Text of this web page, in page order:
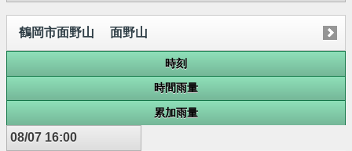
鶴岡市面野山 面野山
時刻
時間雨量
累加雨量
08/07 16:00